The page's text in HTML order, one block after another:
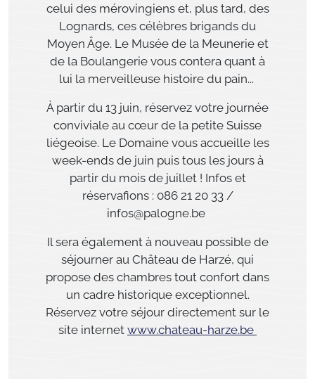
celui des mérovingiens et, plus tard, des
Lognards, ces célèbres brigands du
Moyen Âge. Le Musée de la Meunerie et
de la Boulangerie vous contera quant à
lui la merveilleuse histoire du pain...
À partir du 13 juin, réservez votre journée
conviviale au cœur de la petite Suisse
liégeoise. Le Domaine vous accueille les
week-ends de juin puis tous les jours à
partir du mois de juillet ! Infos et
réservafions : 086 21 20 33 /
infos@palogne.be
Il sera également à nouveau possible de
séjourner au Château de Harzé, qui
propose des chambres tout confort dans
un cadre historique exceptionnel.
Réservez votre séjour directement sur le
site internet www.chateau-harze.be